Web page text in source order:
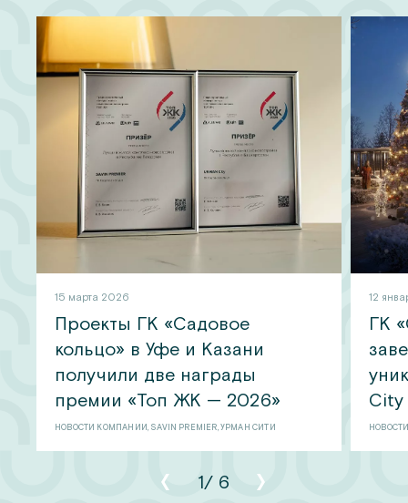
15 марта 2026
Проекты ГК «Садовое
кольцо» в Уфе и Казани
получили две награды
премии «Топ ЖК — 2026»
НОВОСТИ КОМПАНИИ, SAVIN PREMIER, УРМАН СИТИ
12
ГК
City
1/ 6